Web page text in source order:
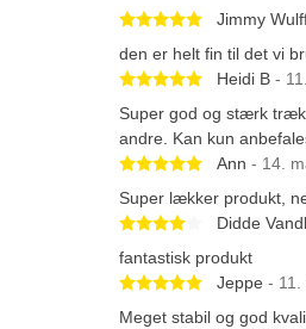
Betygsatt 5
Jimmy
den er helt fin til det vi
Betygsatt 5
Heidi B -
Super god og stærk
andre. Kan kun
Betygsatt 5
Ann - 14.
Super lækker produkt,
Betygsatt 4
Didde
fantastisk produkt
Betygsatt 5
Jeppe - 11.
Meget stabil og god